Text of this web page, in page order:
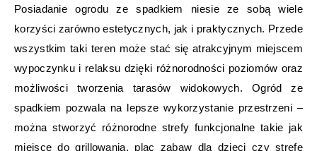
Posiadanie ogrodu ze spadkiem niesie ze sobą wiele
korzyści zarówno estetycznych, jak i praktycznych. Przede
wszystkim taki teren może stać się atrakcyjnym miejscem
wypoczynku i relaksu dzięki różnorodności poziomów oraz
możliwości tworzenia tarasów widokowych. Ogród ze
spadkiem pozwala na lepsze wykorzystanie przestrzeni –
można stworzyć różnorodne strefy funkcjonalne takie jak
miejsce do grillowania, plac zabaw dla dzieci czy strefę